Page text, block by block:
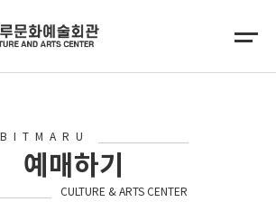
예매하기
CULTURE & ARTS CENTER